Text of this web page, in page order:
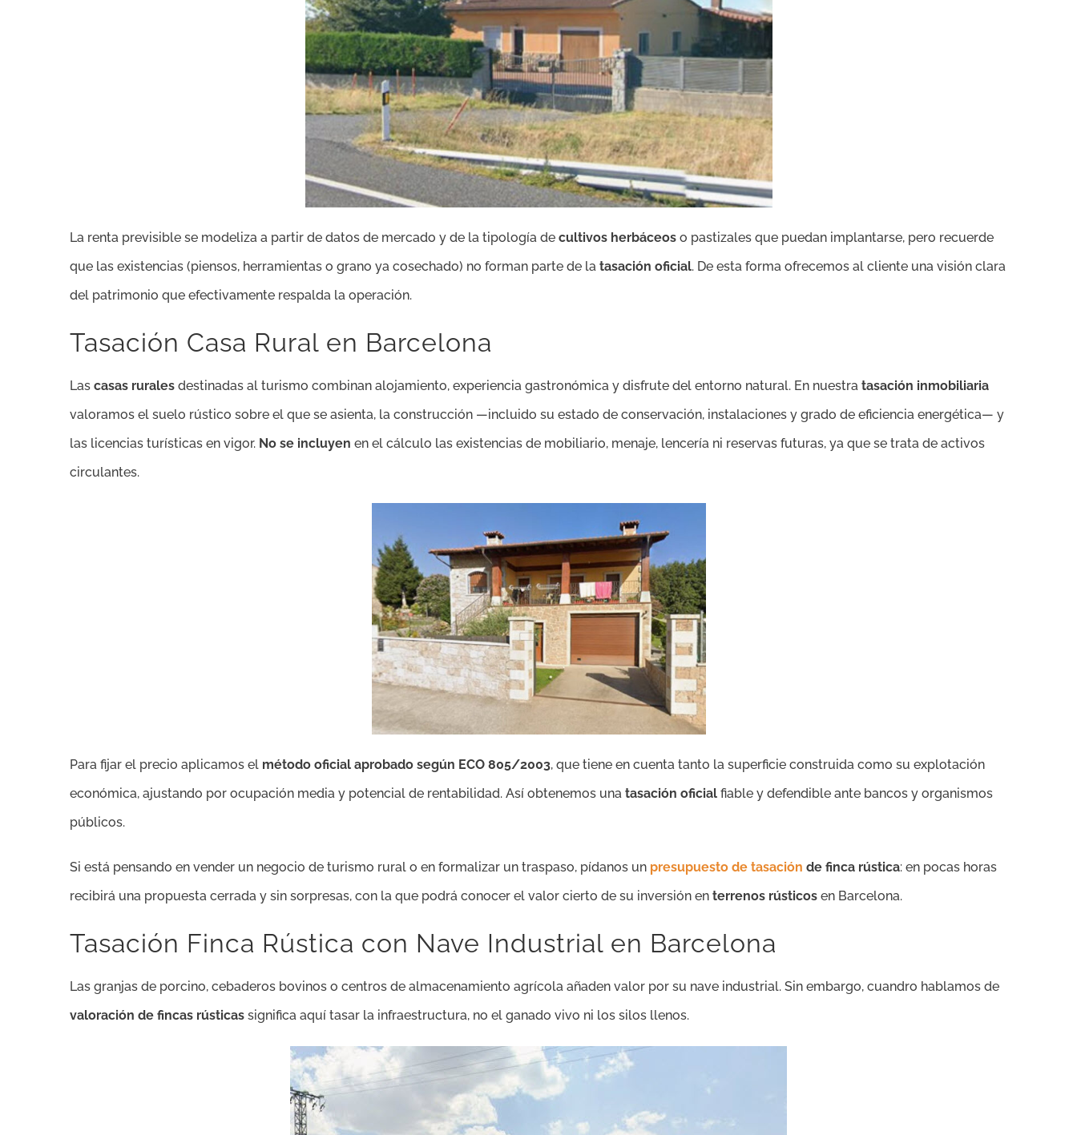
La renta previsible se modeliza a partir de datos de mercado y de la tipología de cultivos herbáceos o pastizales que puedan implantarse, pero recuerde
que las existencias (piensos, herramientas o grano ya cosechado) no forman parte de la tasación oficial. De esta forma ofrecemos al cliente una visión clara
del patrimonio que efectivamente respalda la operación.
Tasación Casa Rural en Barcelona
Las casas rurales destinadas al turismo combinan alojamiento, experiencia gastronómica y disfrute del entorno natural. En nuestra tasación inmobiliaria
valoramos el suelo rústico sobre el que se asienta, la construcción —incluido su estado de conservación, instalaciones y grado de eficiencia energética— y
las licencias turísticas en vigor. No se incluyen en el cálculo las existencias de mobiliario, menaje, lencería ni reservas futuras, ya que se trata de activos
circulantes.
Para fijar el precio aplicamos el método oficial aprobado según ECO 805/2003, que tiene en cuenta tanto la superficie construida como su explotación
económica, ajustando por ocupación media y potencial de rentabilidad. Así obtenemos una tasación oficial fiable y defendible ante bancos y organismos
públicos.
Si está pensando en vender un negocio de turismo rural o en formalizar un traspaso, pídanos un presupuesto de tasación de finca rústica: en pocas horas
recibirá una propuesta cerrada y sin sorpresas, con la que podrá conocer el valor cierto de su inversión en terrenos rústicos en Barcelona.
Tasación Finca Rústica con Nave Industrial en Barcelona
Las granjas de porcino, cebaderos bovinos o centros de almacenamiento agrícola añaden valor por su nave industrial. Sin embargo, cuandro hablamos de
valoración de fincas rústicas significa aquí tasar la infraestructura, no el ganado vivo ni los silos llenos.